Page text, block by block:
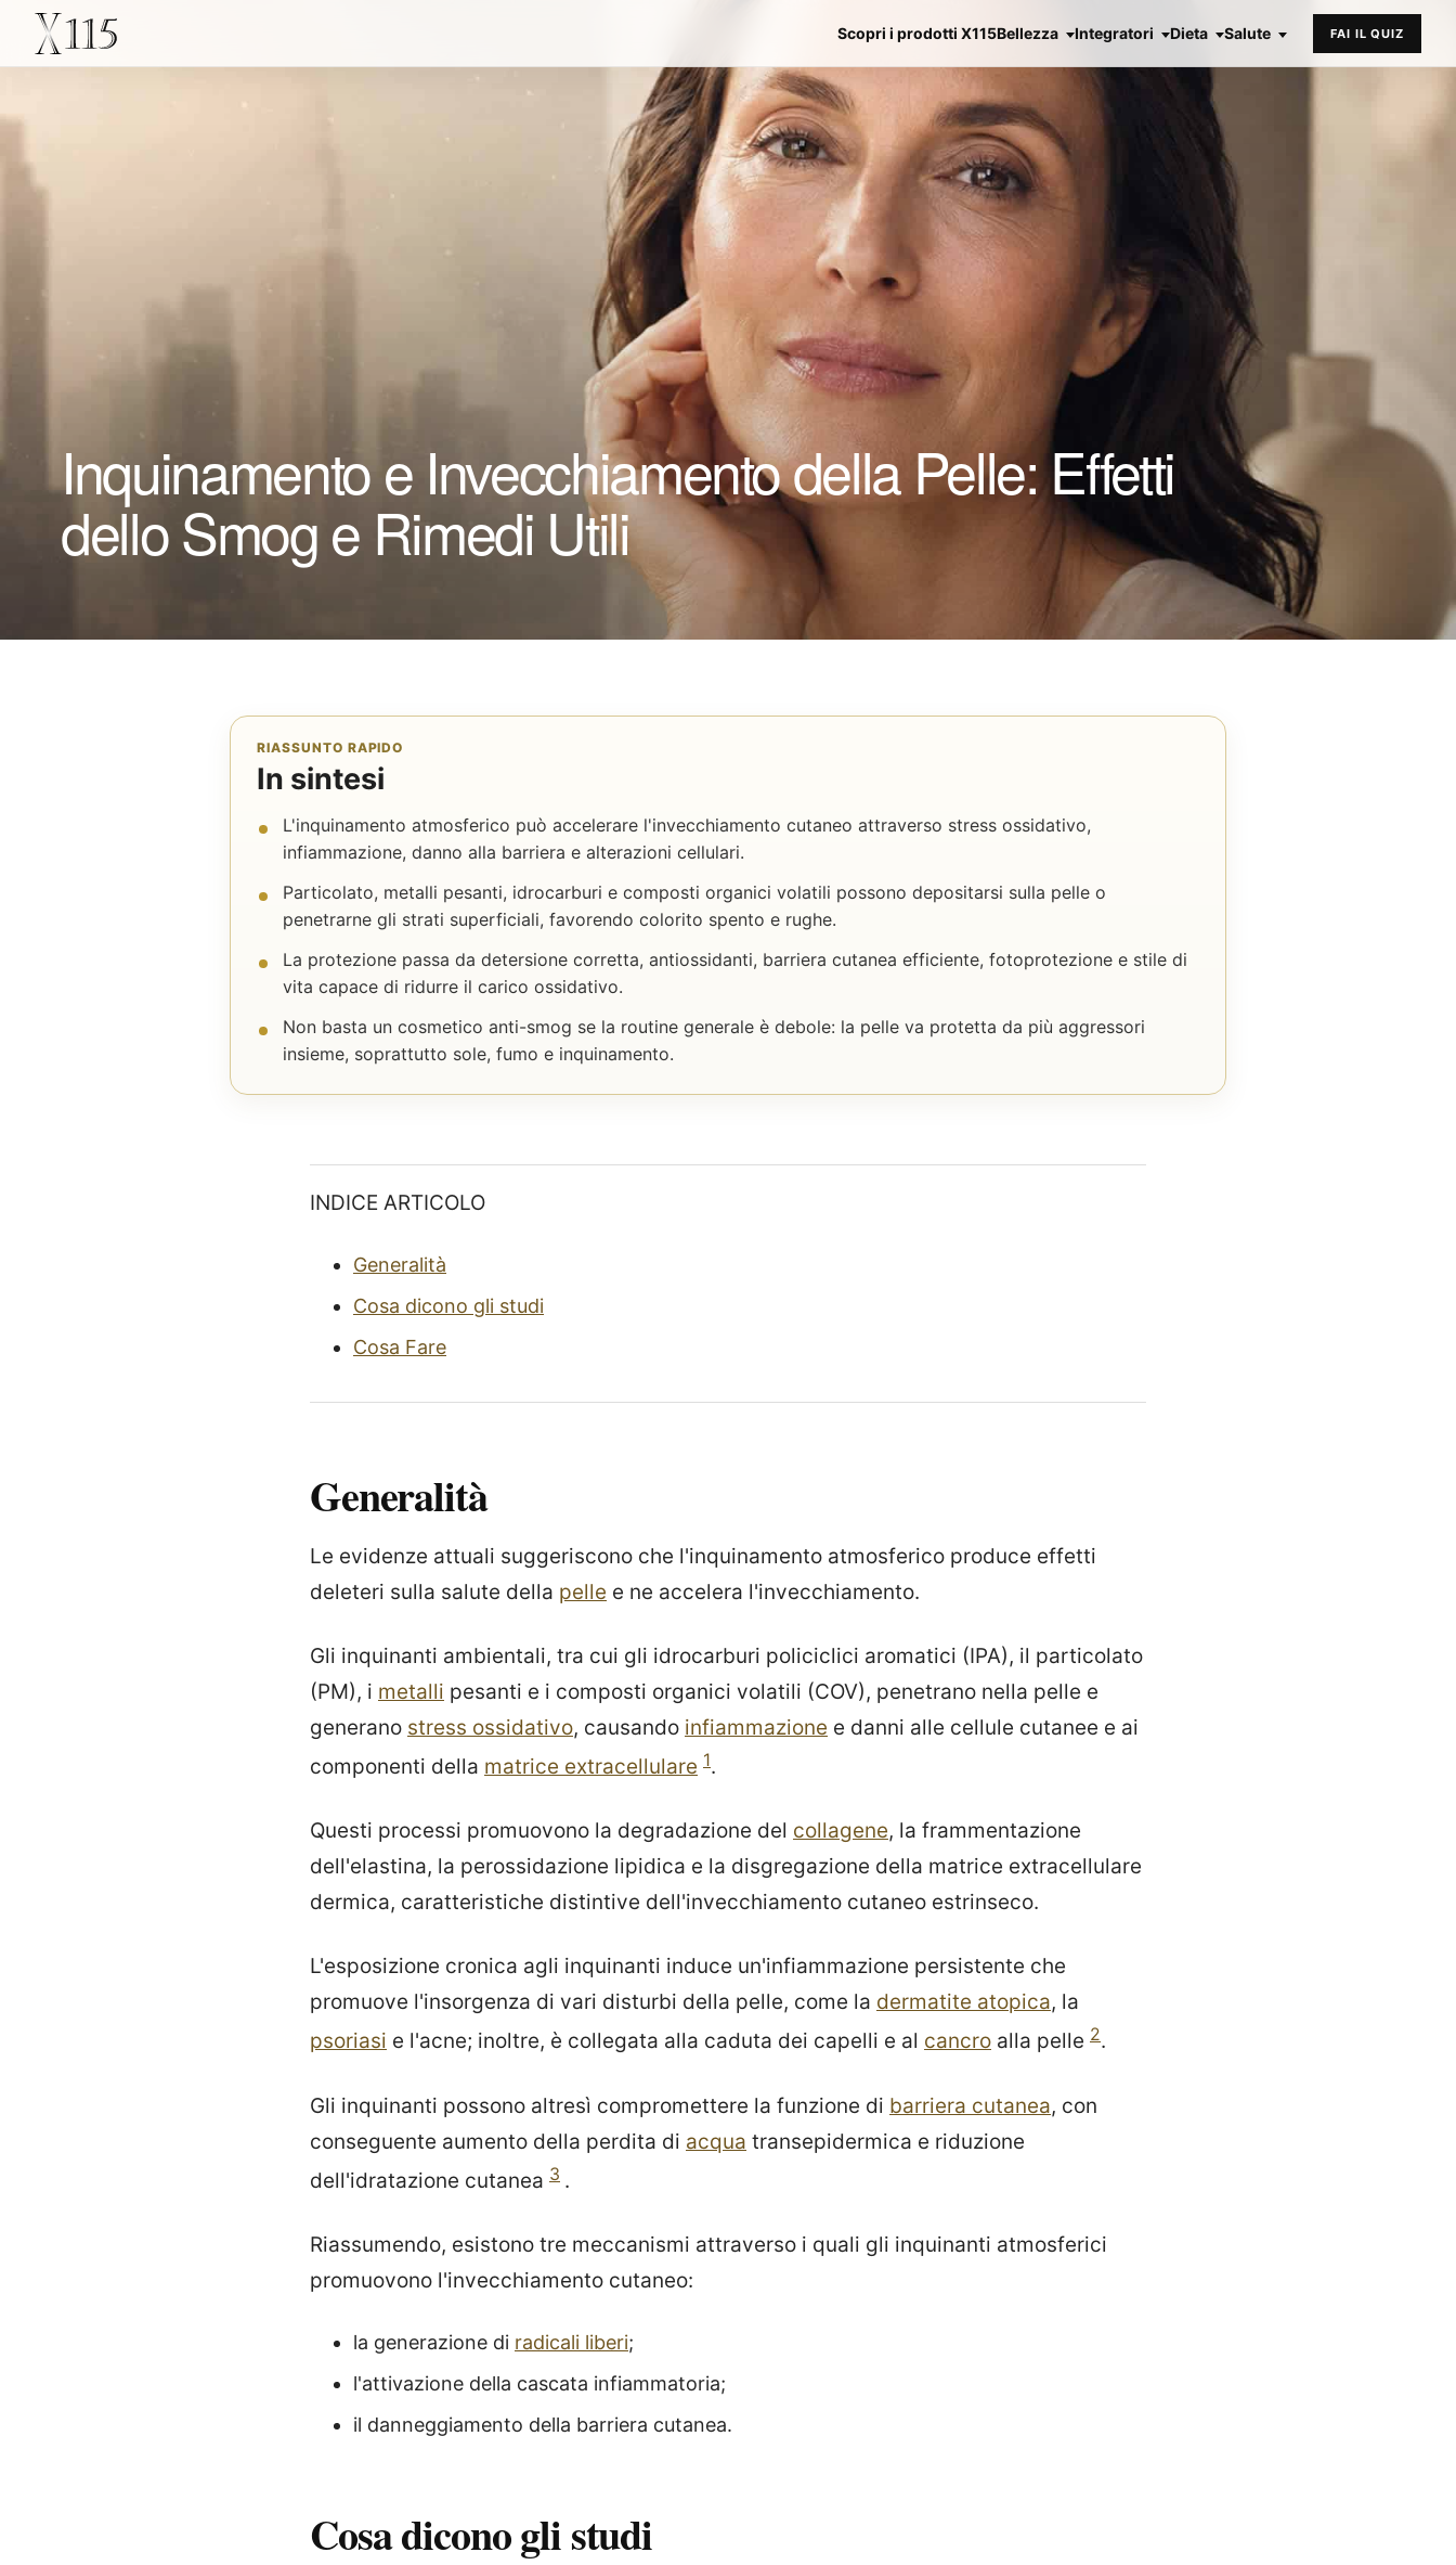
Scopri i prodotti X115Bellezza Integratori Dieta Salute FAI IL QUIZ
Inquinamento e Invecchiamento della Pelle: Effetti
dello Smog e Rimedi Utili
RIASSUNTO RAPIDO
In sintesi
L'inquinamento atmosferico può accelerare l'invecchiamento cutaneo attraverso stress ossidativo,
infiammazione, danno alla barriera e alterazioni cellulari.
Particolato, metalli pesanti, idrocarburi e composti organici volatili possono depositarsi sulla pelle o
penetrarne gli strati superficiali, favorendo colorito spento e rughe.
La protezione passa da detersione corretta, antiossidanti, barriera cutanea efficiente, fotoprotezione e stile di
vita capace di ridurre il carico ossidativo.
Non basta un cosmetico anti-smog se la routine generale è debole: la pelle va protetta da più aggressori
insieme, soprattutto sole, fumo e inquinamento.
INDICE ARTICOLO
Generalità
Cosa dicono gli studi
Cosa Fare
Generalità
Le evidenze attuali suggeriscono che l'inquinamento atmosferico produce effetti
deleteri sulla salute della pelle e ne accelera l'invecchiamento.
Gli inquinanti ambientali, tra cui gli idrocarburi policiclici aromatici (IPA), il particolato
(PM), i metalli pesanti e i composti organici volatili (COV), penetrano nella pelle e
generano stress ossidativo, causando infiammazione e danni alle cellule cutanee e ai
componenti della matrice extracellulare 1.
Questi processi promuovono la degradazione del collagene, la frammentazione
dell'elastina, la perossidazione lipidica e la disgregazione della matrice extracellulare
dermica, caratteristiche distintive dell'invecchiamento cutaneo estrinseco.
L'esposizione cronica agli inquinanti induce un'infiammazione persistente che
promuove l'insorgenza di vari disturbi della pelle, come la dermatite atopica, la
psoriasi e l'acne; inoltre, è collegata alla caduta dei capelli e al cancro alla pelle 2.
Gli inquinanti possono altresì compromettere la funzione di barriera cutanea, con
conseguente aumento della perdita di acqua transepidermica e riduzione
dell'idratazione cutanea 3 .
Riassumendo, esistono tre meccanismi attraverso i quali gli inquinanti atmosferici
promuovono l'invecchiamento cutaneo:
la generazione di radicali liberi;
l'attivazione della cascata infiammatoria;
il danneggiamento della barriera cutanea.
Cosa dicono gli studi